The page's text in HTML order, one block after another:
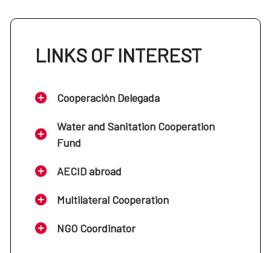
LINKS OF INTEREST
Cooperación Delegada
Water and Sanitation Cooperation
Fund
AECID abroad
Multilateral Cooperation
NGO Coordinator